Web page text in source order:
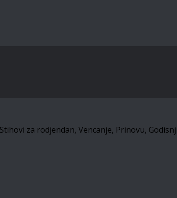
za rodjendan, Vencanje, Prinovu,